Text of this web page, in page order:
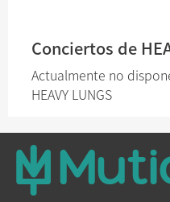
Conciertos de
Actualmente no
HEAVY LUNGS